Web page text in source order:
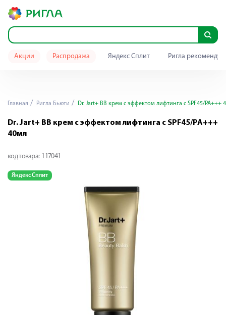
Акции Распродажа Яндекс Сплит Ригла
Главная Ригла Бьюти Dr. Jart+ BB крем с эффектом лифтинга с SPF45/PA+++
Dr. Jart+ BB крем с эффектом лифтинга с SPF45/PA+++
40мл
код товара: 117041
Яндекс Сплит